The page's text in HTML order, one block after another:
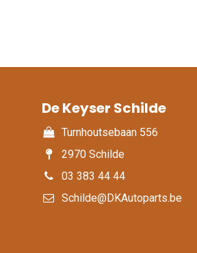
De Keyser Schilde
Turnhoutsebaan 556
2970 Schilde
03 383 44 44
Schilde@DKAutoparts.be